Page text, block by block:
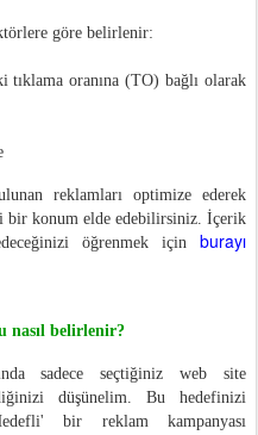
göre belirlenir:
tıklama oranına (TO) bağlı olarak
reklamları optimize ederek
bir konum elde edebilirsiniz. İçerik
öğrenmek için burayı
nasıl belirlenir?
sadece seçtiğiniz web site
düşünelim. Bu hedefinizi
bir reklam kampanyası